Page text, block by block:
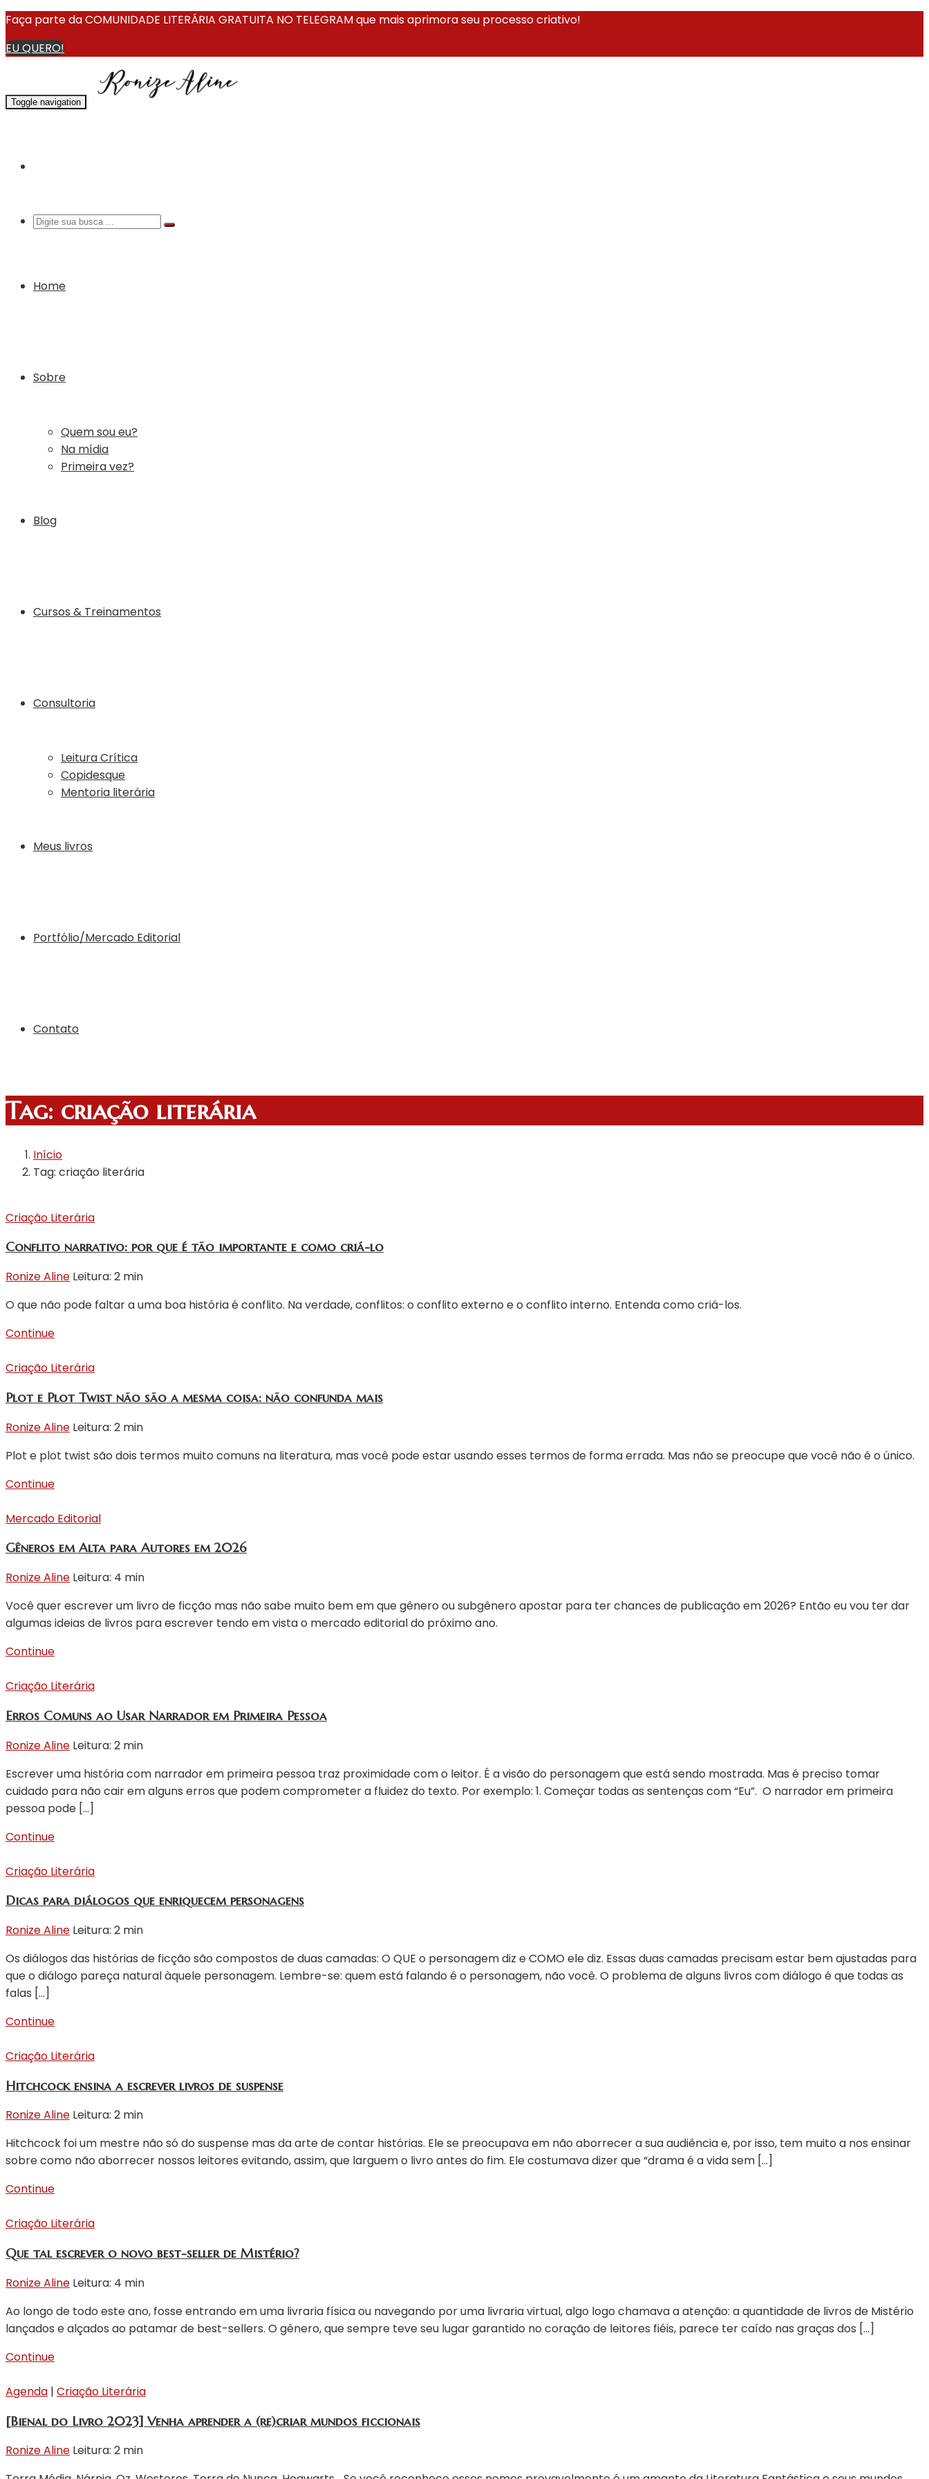
Faça parte da COMUNIDADE LITERÁRIA GRATUITA NO TELEGRAM que mais aprimora seu processo criativo!
EU QUERO!
Toggle navigation
Home
Sobre
Quem sou eu?
Na mídia
Primeira vez?
Blog
Cursos & Treinamentos
Consultoria
Leitura Crítica
Copidesque
Mentoria literária
Meus livros
Portfólio/Mercado Editorial
Contato
Tag: criação literária
Início
Tag: criação literária
Criação Literária
Conflito narrativo: por que é tão importante e como criá-lo
Ronize Aline Leitura: 2 min
O que não pode faltar a uma boa história é conflito. Na verdade, conflitos: o conflito externo e o conflito interno. Entenda como criá-los.
Continue
Criação Literária
Plot e Plot Twist não são a mesma coisa: não confunda mais
Ronize Aline Leitura: 2 min
Plot e plot twist são dois termos muito comuns na literatura, mas você pode estar usando esses termos de forma errada. Mas não se preocupe que você não é o único.
Continue
Mercado Editorial
Gêneros em Alta para Autores em 2026
Ronize Aline Leitura: 4 min
Você quer escrever um livro de ficção mas não sabe muito bem em que gênero ou subgênero apostar para ter chances de publicação em 2026? Então eu vou ter dar
algumas ideias de livros para escrever tendo em vista o mercado editorial do próximo ano.
Continue
Criação Literária
Erros Comuns ao Usar Narrador em Primeira Pessoa
Ronize Aline Leitura: 2 min
Escrever uma história com narrador em primeira pessoa traz proximidade com o leitor. É a visão do personagem que está sendo mostrada. Mas é preciso tomar
cuidado para não cair em alguns erros que podem comprometer a fluidez do texto. Por exemplo: 1. Começar todas as sentenças com “Eu”. O narrador em primeira
pessoa pode […]
Continue
Criação Literária
Dicas para diálogos que enriquecem personagens
Ronize Aline Leitura: 2 min
Os diálogos das histórias de ficção são compostos de duas camadas: O QUE o personagem diz e COMO ele diz. Essas duas camadas precisam estar bem ajustadas para
que o diálogo pareça natural àquele personagem. Lembre-se: quem está falando é o personagem, não você. O problema de alguns livros com diálogo é que todas as
falas […]
Continue
Criação Literária
Hitchcock ensina a escrever livros de suspense
Ronize Aline Leitura: 2 min
Hitchcock foi um mestre não só do suspense mas da arte de contar histórias. Ele se preocupava em não aborrecer a sua audiência e, por isso, tem muito a nos ensinar
sobre como não aborrecer nossos leitores evitando, assim, que larguem o livro antes do fim. Ele costumava dizer que “drama é a vida sem […]
Continue
Criação Literária
Que tal escrever o novo best-seller de Mistério?
Ronize Aline Leitura: 4 min
Ao longo de todo este ano, fosse entrando em uma livraria física ou navegando por uma livraria virtual, algo logo chamava a atenção: a quantidade de livros de Mistério
lançados e alçados ao patamar de best-sellers. O gênero, que sempre teve seu lugar garantido no coração de leitores fiéis, parece ter caído nas graças dos […]
Continue
Agenda | Criação Literária
[Bienal do Livro 2023] Venha aprender a (re)criar mundos ficcionais
Ronize Aline Leitura: 2 min